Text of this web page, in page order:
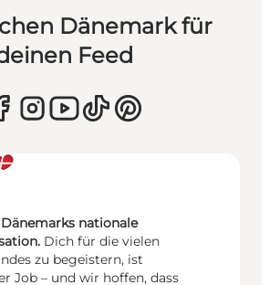
Dänemark für
Feed
nationale
Dich für die vielen
zu begeistern, ist
Job – und wir hoffen, dass